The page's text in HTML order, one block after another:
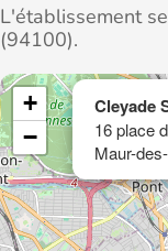
L'établissement
(94100).
Cleyade
16 place
Maur-
+
−